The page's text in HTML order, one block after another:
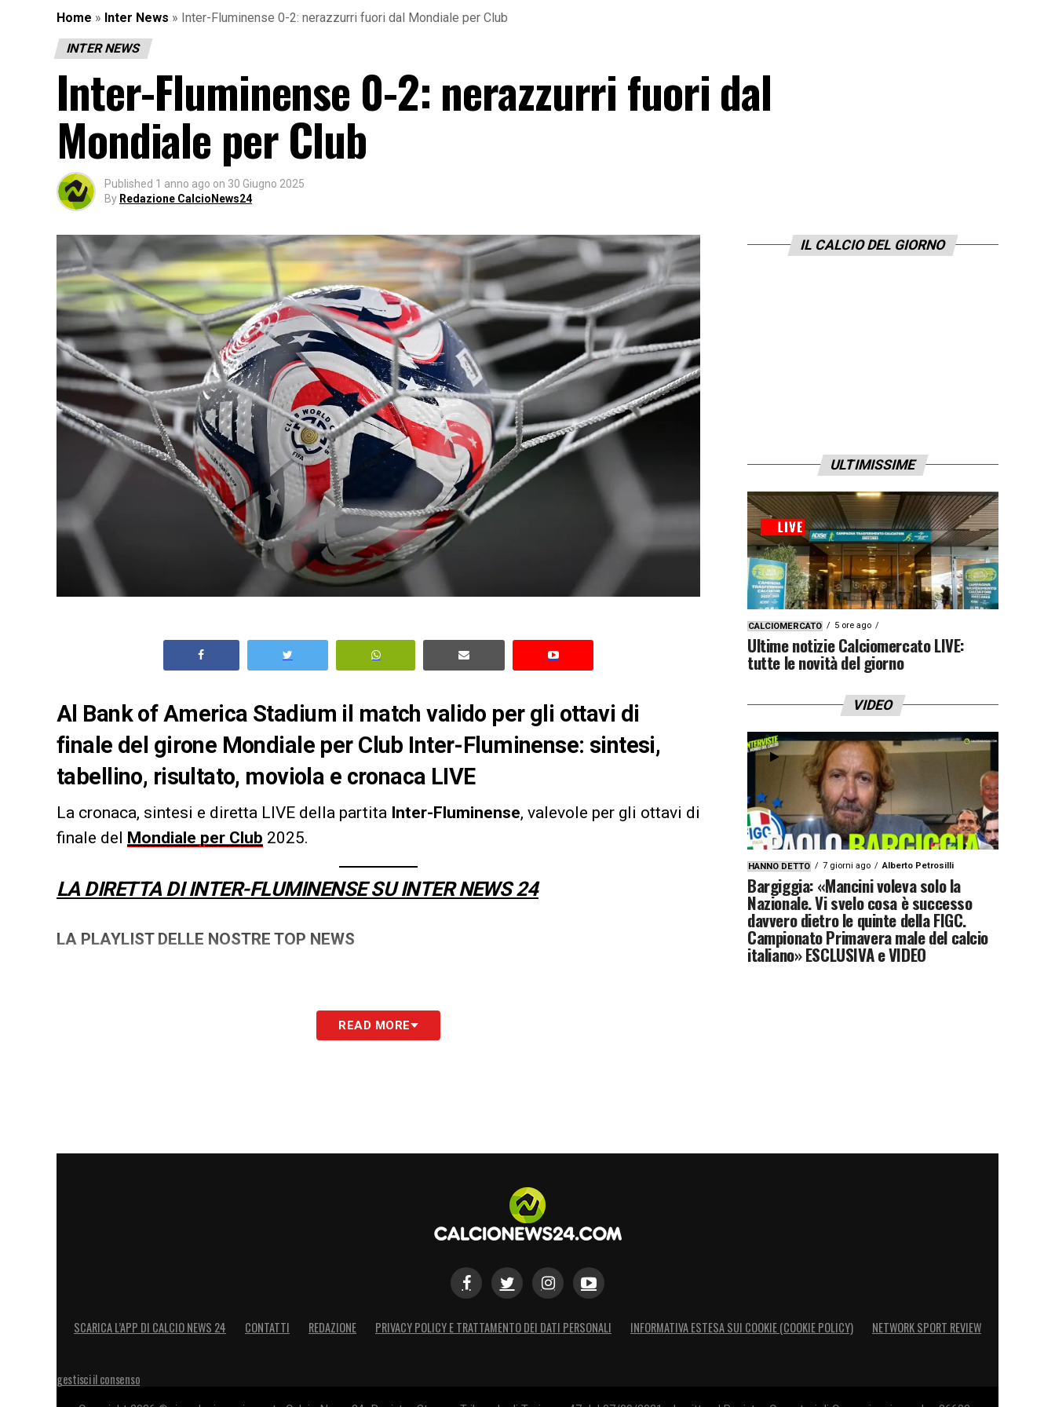
Home » Inter News » Inter-Fluminense 0-2: nerazzurri fuori dal Mondiale per Club
INTER NEWS
Inter-Fluminense 0-2: nerazzurri fuori dal
Mondiale per Club
Published 1 anno ago on 30 Giugno 2025
By Redazione CalcioNews24
Al Bank of America Stadium il match valido per gli ottavi di
finale del girone Mondiale per Club Inter-Fluminense: sintesi,
tabellino, risultato, moviola e cronaca LIVE
La cronaca, sintesi e diretta LIVE della partita Inter-Fluminense, valevole per gli ottavi di
finale del Mondiale per Club 2025.
LA DIRETTA DI INTER-FLUMINENSE SU INTER NEWS 24
LA PLAYLIST DELLE NOSTRE TOP NEWS
READ MORE
IL CALCIO DEL GIORNO
ULTIMISSIME
CALCIOMERCATO 5 ore ago
Ultime notizie Calciomercato LIVE:
tutte le novità del giorno
VIDEO
HANNO DETTO 7 giorni ago Alberto Petrosilli
Bargiggia: «Mancini voleva solo la
Nazionale. Vi svelo cosa è successo
davvero dietro le quinte della FIGC.
Campionato Primavera male del calcio
italiano» ESCLUSIVA e VIDEO
SCARICA L’APP DI CALCIO NEWS 24 CONTATTI REDAZIONE PRIVACY POLICY E TRATTAMENTO DEI DATI PERSONALI INFORMATIVA ESTESA SUI COOKIE (COOKIE POLICY) NETWORK SPORT REVIEW
gestisci il consenso